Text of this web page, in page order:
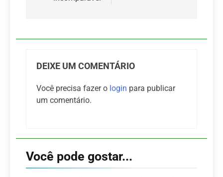
DEIXE UM COMENTÁRIO
Você precisa fazer o login para publicar
um comentário.
Você pode gostar...